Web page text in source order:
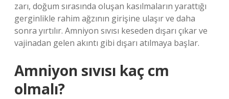
zarı, doğum sırasında oluşan kasılmaların yarattığı
gerginlikle rahim ağzının girişine ulaşır ve daha
sonra yırtılır. Amniyon sıvısı keseden dışarı çıkar ve
vajinadan gelen akıntı gibi dışarı atılmaya başlar.
Amniyon sıvısı kaç cm
olmalı?